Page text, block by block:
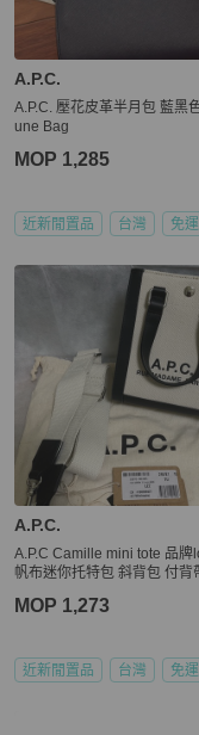
A.P.C.
A.P.C. 壓花皮革半月包 藍黑
une Bag
MOP 1,285
近新閒置品 台灣 免運
A.P.C.
A.P.C Camille mini tote 品牌
帆布迷你托特包 斜背包 付背
MOP 1,273
近新閒置品 台灣 免運